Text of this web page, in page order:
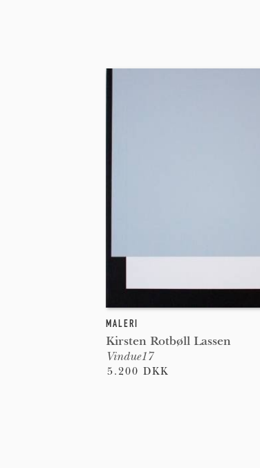
MALERI
Kirsten Rotbøll Lassen
Vindue17
5.200 DKK